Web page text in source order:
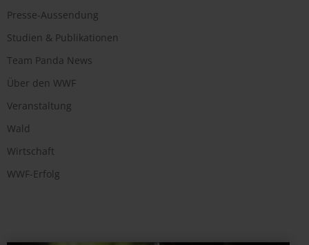
Presse-Aussendung
Studien & Publikationen
Team Panda News
Über den WWF
Veranstaltung
Wald
Wirtschaft
WWF-Erfolg